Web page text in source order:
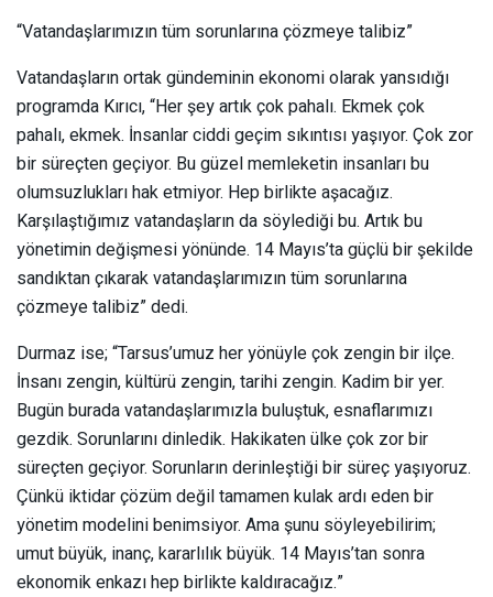
“Vatandaşlarımızın tüm sorunlarına çözmeye talibiz”
Vatandaşların ortak gündeminin ekonomi olarak yansıdığı
programda Kırıcı,“Her şey artık çok pahalı. Ekmek çok
pahalı, ekmek. İnsanlar ciddi geçim sıkıntısı yaşıyor. Çok zor
bir süreçten geçiyor. Bu güzel memleketin insanları bu
olumsuzlukları hak etmiyor. Hep birlikte aşacağız.
Karşılaştığımız vatandaşların da söylediği bu. Artık bu
yönetimin değişmesi yönünde. 14 Mayıs’ta güçlü bir şekilde
sandıktan çıkarak vatandaşlarımızın tüm sorunlarına
çözmeye talibiz”dedi.
Durmaz ise;“Tarsus’umuz her yönüyle çok zengin bir ilçe.
İnsanı zengin, kültürü zengin, tarihi zengin. Kadim bir yer.
Bugün burada vatandaşlarımızla buluştuk, esnaflarımızı
gezdik. Sorunlarını dinledik. Hakikaten ülke çok zor bir
süreçten geçiyor. Sorunların derinleştiği bir süreç yaşıyoruz.
Çünkü iktidar çözüm değil tamamen kulak ardı eden bir
yönetim modelini benimsiyor. Ama şunu söyleyebilirim;
umut büyük, inanç, kararlılık büyük. 14 Mayıs’tan sonra
ekonomik enkazı hep birlikte kaldıracağız.”